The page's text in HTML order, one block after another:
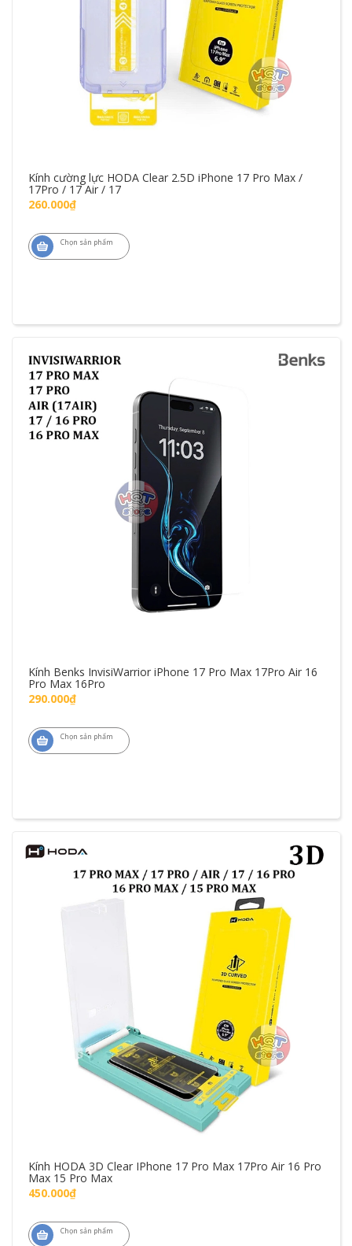
Kính cường lực HODA Clear 2.5D iPhone 17 Pro Max /
17Pro / 17 Air / 17
260.000₫
Chọn sản phẩm
Kính Benks InvisiWarrior iPhone 17 Pro Max 17Pro Air 16
Pro Max 16Pro
290.000₫
Chọn sản phẩm
Kính HODA 3D Clear IPhone 17 Pro Max 17Pro Air 16 Pro
Max 15 Pro Max
450.000₫
Chọn sản phẩm